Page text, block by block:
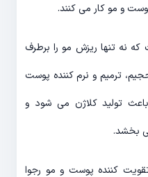
و مو کار می کنند.
قوی است که نه تنها ریزش مو را برطرف
ترمیم و نرم کننده پوست
باعث تولید کلاژن می شود و
بخشد.
کننده پوست و مو رجوا